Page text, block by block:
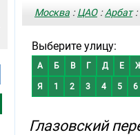
Москва :ЦАО:Арбат:
Выберите улицу:
А Б В Г Д Е
Я 1 2 3 4 5 6
Глазовский